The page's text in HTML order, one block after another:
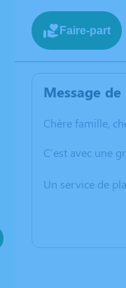
Faire-part
Message
Chère famille,
C'est avec une
Un service de